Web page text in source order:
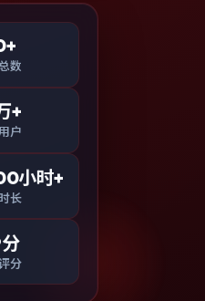
数
+
户
小时+
长
分